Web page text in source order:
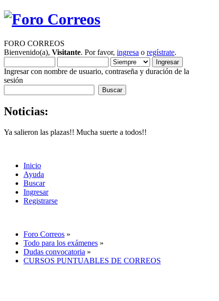
FORO CORREOS
Bienvenido(a), Visitante. Por favor, ingresa o regístrate.
Ingresar con nombre de usuario, contraseña y duración de la
sesión
Noticias:
Ya salieron las plazas!! Mucha suerte a todos!!
Inicio
Ayuda
Buscar
Ingresar
Registrarse
Foro Correos »
Todo para los exámenes »
Dudas convocatoria »
CURSOS PUNTUABLES DE CORREOS